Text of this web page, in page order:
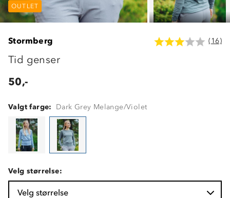
OUTLET OUTLET
OUTLET
Stormberg (16)
Tid genser
50,-
Valgt farge: Dark Grey Melange/Violet
Velg størrelse:
Velg størrelse